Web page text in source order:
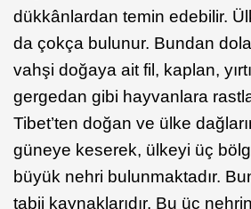
dükkânlardan temin edebilir.
da çokça bulunur. Bundan
vahşi doğaya ait fil, kaplan,
gergedan gibi hayvanlara
Tibet’ten doğan ve ülke
güneye keserek, ülkeyi üç
büyük nehri bulunmaktadır.
tabii kaynaklarıdır. Bu üç